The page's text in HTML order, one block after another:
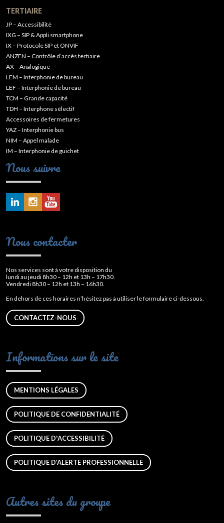
TERTIAIRE
JP – Accessibilité
IXG – SIP & Appli smartphone
IX – Protocole SIP et ONVIF
ANZEN – Contrôle d’accès tertiaire
AX – Analogique
LEM – Interphonie de bureau
LEF – Interphonie de bureau
TCM – Grande capacité
TDH – Interphone sélectif
Accessoires de fermetures
YAZ – Interphonie bus
NIM – Appel malade
IM – Interphonie de guichet
Nous suivre
Nous contacter
Nos services sont à votre disposition du
lundi au jeudi 8h30 – 12h et 13h – 17h30.
Vendredi 8h30 – 12h et 13h – 16h30.
En dehors de ces horaires n’hésitez pas à utiliser le formulaire ci-dessous.
CONTACTEZ-NOUS
Informations sur le site
MENTIONS LÉGALES
POLITIQUE DE CONFIDENTIALITÉ
POLITIQUE D'ACCESSIBILITÉ
POLITIQUE D’ALERTE PROFESSIONNELLE
Autres sites du groupe